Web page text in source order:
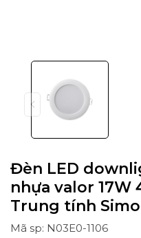
Đèn LED
nhựa valor 17W
Trung tính
Mã sp: N03E0-1106